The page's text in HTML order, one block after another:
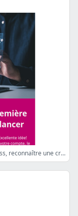
Investir intelligemment, faire des dons sans stress, reconnaître une crise cardiaque et le nouveau Galaxy S26